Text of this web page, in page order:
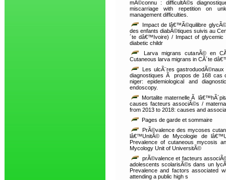
mÃ©connu : difficultÃ©s
miscarriage with repetition on
management difficulties.
Impact de lâ€™Ã©quilibre
des enfants diabÃ©tiques suivis au
´te dâ€™Ivoire) / Impact of glycemic
diabetic childr
Larva migrans cutanÃ© en
Cutaneous larva migrans in CÃ´te
Les ulcÃ¨res
diagnostiques Ã propos de 168 cas
niger: epidemiological and
endoscopy.
Mortalite maternelle Ã
causes facteurs associÃ©s /
from 2013 to 2018: causes and
Pages de garde et sommaire
PrÃ©valence des mycoses
lâ€™UnitÃ© de Mycologie de
Prevalence of cutaneous mycosis
Mycology Unit of UniversitÃ©
prÃ©valence et facteurs
adolescents scolarisÃ©s dans un
Prevalence and factors associated
attending a public high s